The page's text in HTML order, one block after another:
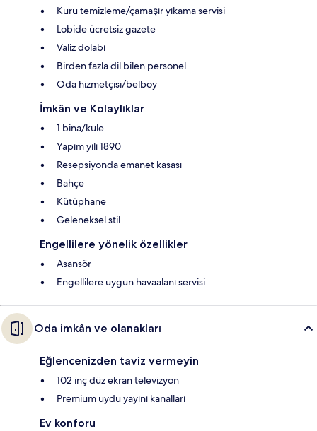
Kuru temizleme/çamaşır yıkama servisi
Lobide ücretsiz gazete
Valiz dolabı
Birden fazla dil bilen personel
Oda hizmetçisi/belboy
İmkân ve Kolaylıklar
1 bina/kule
Yapım yılı 1890
Resepsiyonda emanet kasası
Bahçe
Kütüphane
Geleneksel stil
Engellilere yönelik özellikler
Asansör
Engellilere uygun havaalanı servisi
Oda imkân ve olanakları
Eğlencenizden taviz vermeyin
102 inç düz ekran televizyon
Premium uydu yayını kanalları
Ev konforu